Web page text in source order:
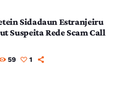
Sidadaun Estranjeiru
Suspeita Rede Scam Call
59 1